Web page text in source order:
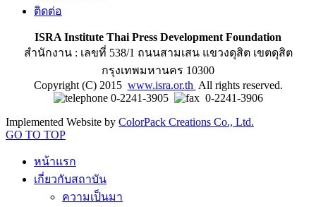
ติดต่อ
ISRA Institute Thai Press Development Foundation
สำนักงาน : เลขที่ 538/1 ถนนสามเสน แขวงดุสิต เขตดุสิต
กรุงเทพมหานคร 10300
Copyright (C) 2015 www.isra.or.th All rights reserved.
0-2241-3905
0-2241-3906
Implemented Website by ColorPack Creations Co., Ltd.
GO TO TOP
หน้าแรก
เกี่ยวกับสถาบัน
ความเป็นมา